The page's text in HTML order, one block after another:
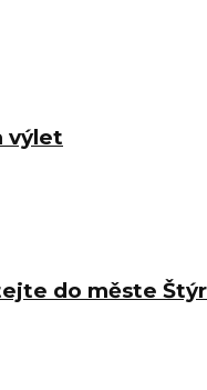
výlet
do měste